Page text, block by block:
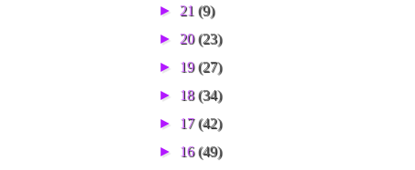
► 21 (9)
► 20(23)
► 19(27)
► 18(34)
► 17(42)
► 16(49)